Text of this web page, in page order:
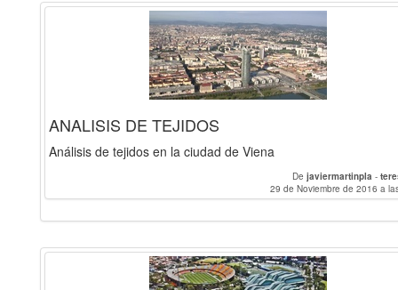
ANALISIS DE TEJIDOS
Análisis de tejidos en la ciudad de Viena
De javiermartinpla -
29 de Noviembre de 2016 a